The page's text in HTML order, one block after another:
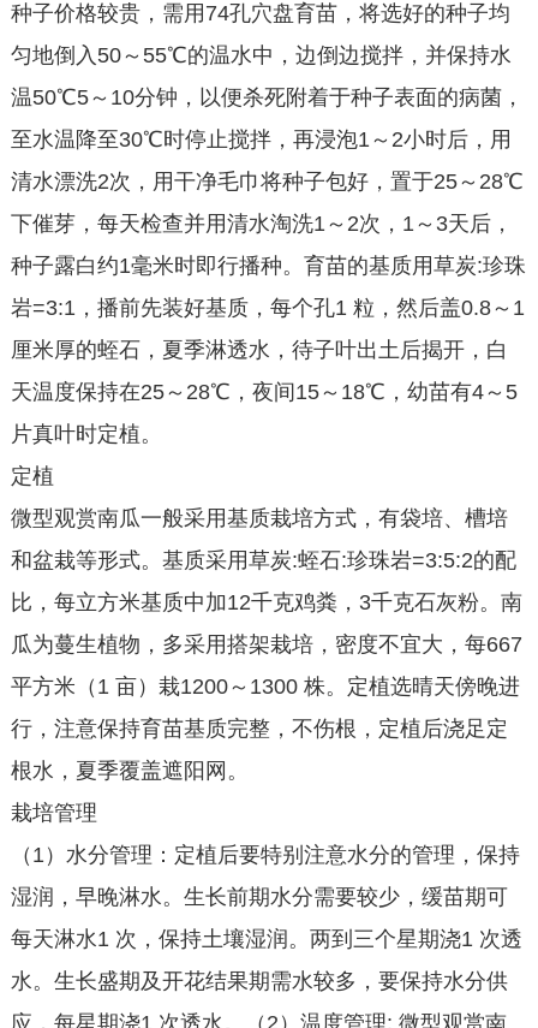
种子价格较贵，需用74孔穴盘育苗，将选好的种子均
匀地倒入50～55℃的温水中，边倒边搅拌，并保持水
温50℃5～10分钟，以便杀死附着于种子表面的病菌，
至水温降至30℃时停止搅拌，再浸泡1～2小时后，用
清水漂洗2次，用干净毛巾将种子包好，置于25～28℃
下催芽，每天检查并用清水淘洗1～2次，1～3天后，
种子露白约1毫米时即行播种。育苗的基质用草炭:珍珠
岩=3:1，播前先装好基质，每个孔1 粒，然后盖0.8～1
厘米厚的蛭石，夏季淋透水，待子叶出土后揭开，白
天温度保持在25～28℃，夜间15～18℃，幼苗有4～5
片真叶时定植。
定植
微型观赏南瓜一般采用基质栽培方式，有袋培、槽培
和盆栽等形式。基质采用草炭:蛭石:珍珠岩=3:5:2的配
比，每立方米基质中加12千克鸡粪，3千克石灰粉。南
瓜为蔓生植物，多采用搭架栽培，密度不宜大，每667
平方米（1 亩）栽1200～1300 株。定植选晴天傍晚进
行，注意保持育苗基质完整，不伤根，定植后浇足定
根水，夏季覆盖遮阳网。
栽培管理
（1）水分管理：定植后要特别注意水分的管理，保持
湿润，早晚淋水。生长前期水分需要较少，缓苗期可
每天淋水1 次，保持土壤湿润。两到三个星期浇1 次透
水。生长盛期及开花结果期需水较多，要保持水分供
应，每星期浇1 次透水。（2）温度管理: 微型观赏南